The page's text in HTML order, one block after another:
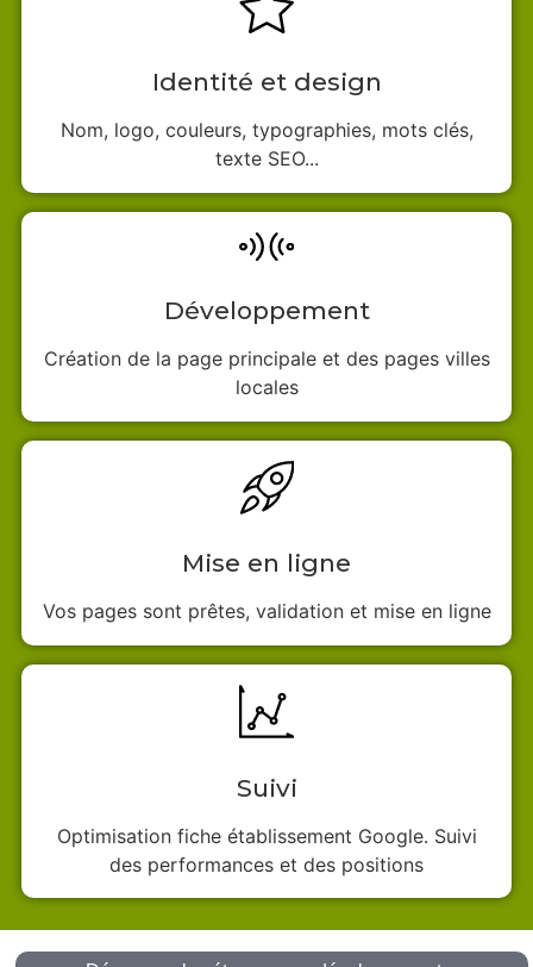
Identité et design
Nom, logo, couleurs, typographies, mots clés,
texte SEO...
Développement
Création de la page principale et des pages villes
locales
Mise en ligne
Vos pages sont prêtes, validation et mise en ligne
Suivi
Optimisation fiche établissement Google. Suivi
des performances et des positions